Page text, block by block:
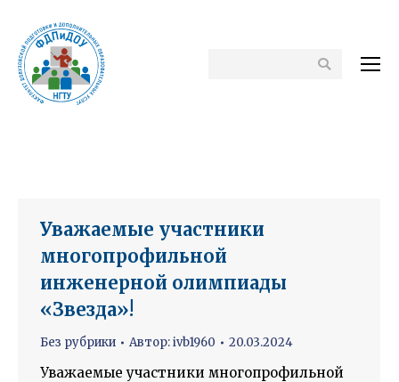
Уважаемые участники
многопрофильной
инженерной олимпиады
«Звезда»!
Без рубрики Автор:ivb1960 20.03.2024
Уважаемые участники многопрофильной